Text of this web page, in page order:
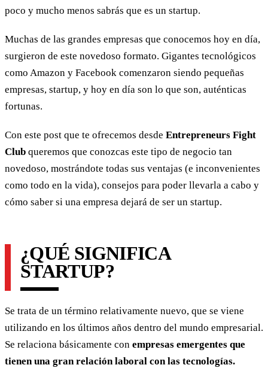
poco y mucho menos sabrás que es un startup.
Muchas de las grandes empresas que conocemos hoy en día,
surgieron de este novedoso formato. Gigantes tecnológicos
como Amazon y Facebook comenzaron siendo pequeñas
empresas, startup, y hoy en día son lo que son, auténticas
fortunas.
Con este post que te ofrecemos desde Entrepreneurs Fight
Club queremos que conozcas este tipo de negocio tan
novedoso, mostrándote todas sus ventajas (e inconvenientes
como todo en la vida), consejos para poder llevarla a cabo y
cómo saber si una empresa dejará de ser un startup.
¿QUÉ SIGNIFICA
STARTUP?
Se trata de un término relativamente nuevo, que se viene
utilizando en los últimos años dentro del mundo empresarial.
Se relaciona básicamente con empresas emergentes que
tienen una gran relación laboral con las tecnologías.